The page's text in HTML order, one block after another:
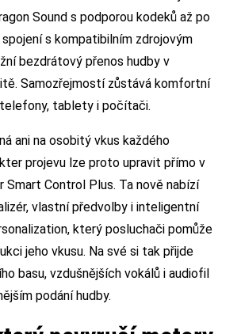
Sound s podporou kodeků až po
s kompatibilním zdrojovým
bezdrátový přenos hudby v
Samozřejmostí zůstává komfortní
tablety i počítači.
ani na osobitý vkus každého
projevu lze proto upravit přímo v
Smart Control Plus. Ta nově nabízí
vlastní předvolby i inteligentní
který posluchači pomůže
jeho vkusu. Na své si tak přijde
basu, vzdušnějších vokálů i audiofil
podání hudby.